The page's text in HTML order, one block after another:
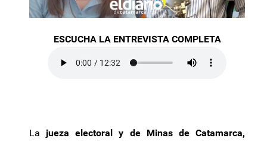
ESCUCHA LA ENTREVISTA COMPLETA
Lajueza electoral y de Minas de Catamarca,